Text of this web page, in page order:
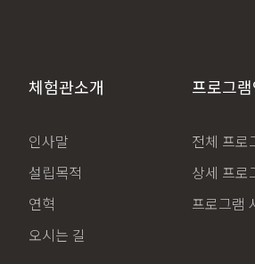
체험관소개
인사말
설립목적
연혁
오시는 길
프로그
전체 프로
상세 프로
프로그램